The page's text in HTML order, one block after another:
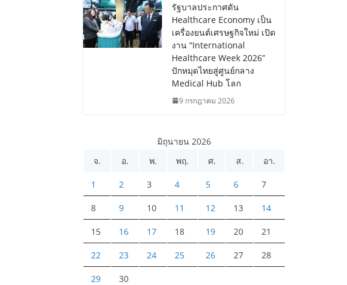
รัฐบาลประกาศดัน
Healthcare Economy เป็น
เครื่องยนต์เศรษฐกิจใหม่ เปิด
งาน “International
Healthcare Week 2026”
ปักหมุดไทยสู่ศูนย์กลาง
Medical Hub โลก
9 กรกฎาคม 2026
มิถุนายน 2026
จ.
อ. พ. พฤ. ศ. ส. อา.
1 2 3 4 5 6 7
8 9 10 11 12 13 14
15 16 17 18 19 20 21
22 23 24 25 26 27 28
29 30